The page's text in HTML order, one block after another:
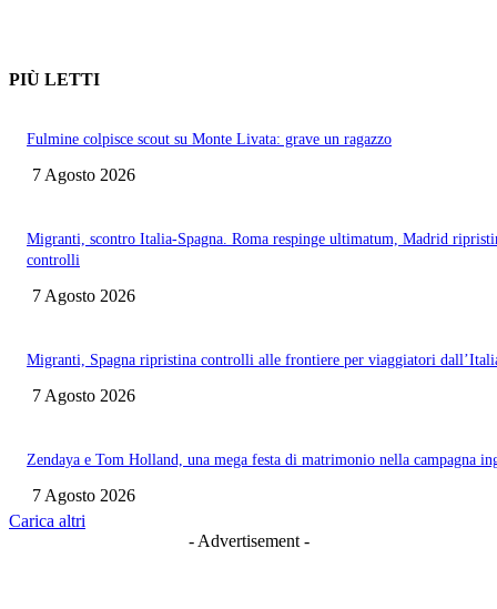
PIÙ LETTI
Fulmine colpisce scout su Monte Livata: grave un ragazzo
7 Agosto 2026
Migranti, scontro Italia-Spagna. Roma respinge ultimatum, Madrid
controlli
7 Agosto 2026
Migranti, Spagna ripristina controlli alle frontiere per viaggiatori
7 Agosto 2026
Zendaya e Tom Holland, una mega festa di matrimonio nella campagna
7 Agosto 2026
Carica altri
- Advertisement -